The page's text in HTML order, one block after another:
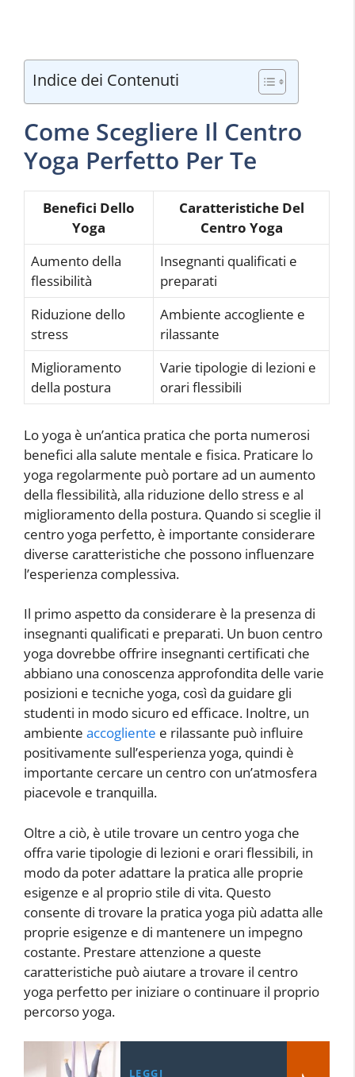
Indice dei Contenuti
Come Scegliere Il Centro
Yoga Perfetto Per Te
Benefici Dello
Yoga
Caratteristiche Del
Centro Yoga
Aumento della
flessibilità
Insegnanti qualificati e
preparati
Riduzione dello
stress
Ambiente accogliente e
rilassante
Miglioramento
della postura
Varie tipologie di lezioni e
orari flessibili
Lo yoga è un’antica pratica che porta numerosi
benefici alla salute mentale e fisica. Praticare lo
yoga regolarmente può portare ad un aumento
della flessibilità, alla riduzione dello stress e al
miglioramento della postura. Quando si sceglie il
centro yoga perfetto, è importante considerare
diverse caratteristiche che possono influenzare
l’esperienza complessiva.
Il primo aspetto da considerare è la presenza di
insegnanti qualificati e preparati. Un buon centro
yoga dovrebbe offrire insegnanti certificati che
abbiano una conoscenza approfondita delle varie
posizioni e tecniche yoga, così da guidare gli
studenti in modo sicuro ed efficace. Inoltre, un
ambiente accogliente e rilassante può influire
positivamente sull’esperienza yoga, quindi è
importante cercare un centro con un’atmosfera
piacevole e tranquilla.
Oltre a ciò, è utile trovare un centro yoga che
offra varie tipologie di lezioni e orari flessibili, in
modo da poter adattare la pratica alle proprie
esigenze e al proprio stile di vita. Questo
consente di trovare la pratica yoga più adatta alle
proprie esigenze e di mantenere un impegno
costante. Prestare attenzione a queste
caratteristiche può aiutare a trovare il centro
yoga perfetto per iniziare o continuare il proprio
percorso yoga.
LEGGI